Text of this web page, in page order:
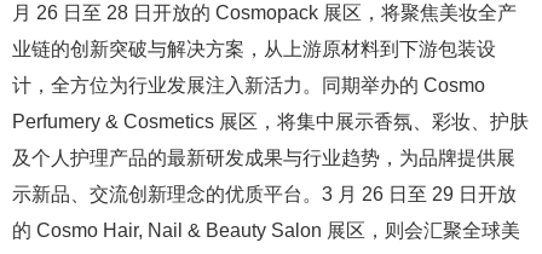
月 26 日至 28 日开放的 Cosmopack 展区，将聚焦美妆全产
业链的创新突破与解决方案，从上游原材料到下游包装设
计，全方位为行业发展注入新活力。同期举办的 Cosmo
Perfumery & Cosmetics 展区，将集中展示香氛、彩妆、护肤
及个人护理产品的最新研发成果与行业趋势，为品牌提供展
示新品、交流创新理念的优质平台。3 月 26 日至 29 日开放
的 Cosmo Hair, Nail & Beauty Salon 展区，则会汇聚全球美